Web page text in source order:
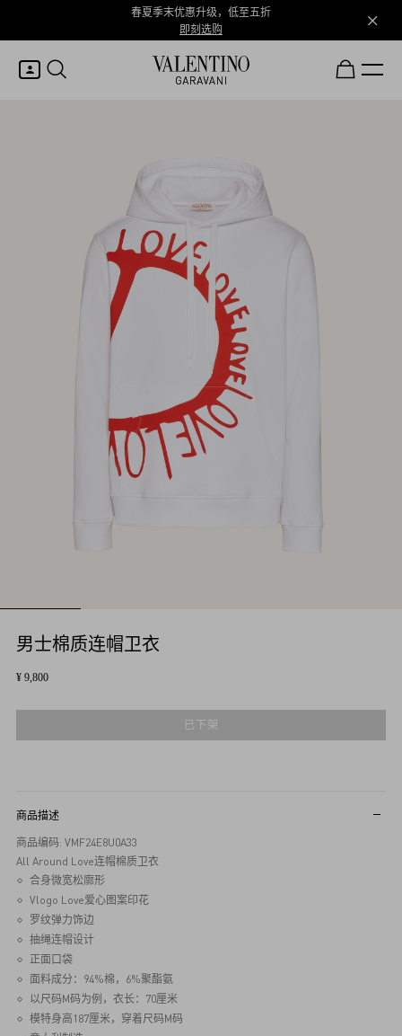
春夏季末优惠升级，低至五折
即刻选购
男士棉质连帽卫衣
¥ 9,800
已下架
商品描述
商品编码: VMF24E8U0A33
All Around Love连帽棉质卫衣
合身微宽松廓形
Vlogo Love爱心图案印花
罗纹弹力饰边
抽绳连帽设计
正面口袋
面料成分：94%棉，6%聚酯氨
以尺码M码为例，衣长：70厘米
模特身高187厘米，穿着尺码M码